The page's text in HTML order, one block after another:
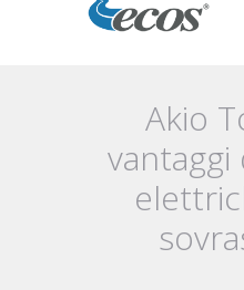
Akio